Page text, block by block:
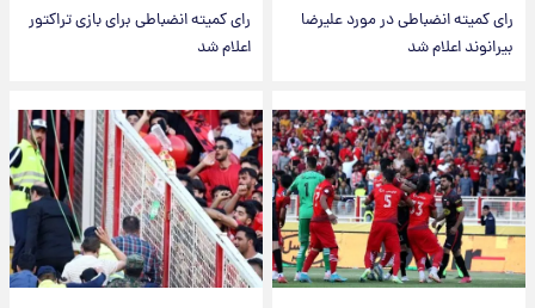
رای کمیته انضباطی در مورد علیرضا
بیرانوند اعلام شد
رای کمیته انضباطی برای بازی تراکتور
اعلام شد